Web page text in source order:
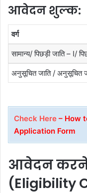
आवेदन शुल्क:
वर्ग
सामान्य/ पिछड़ी जाति – I/
अनुसूचित जाति / अनुसूचित
Check Here – How
Application Form
आवेदन करने
(Eligibility